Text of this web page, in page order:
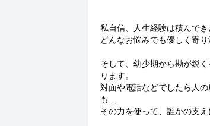
私自信、人生経験は積んでき
どんなお悩みでも優しく寄
そして、幼少期から勘が鋭
ります。
対面や電話などでしたら人
も…
その力を使って、誰かの支